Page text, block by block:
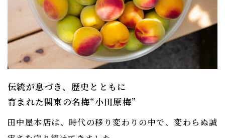
伝統が息づき、歴史とともに
​​​​​​​育まれた関東の名梅“小田原梅”
田中屋本店は、時代の移り変わりの中で、変わらぬ誠